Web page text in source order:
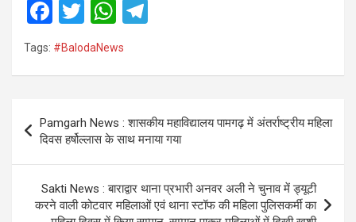
F
a
ce
o
o
k
T
wi
tt
W
at
A
p
p
a
m
Tags: #BalodaNews
navigation
Pamgarh News : शासकीय महाविद्यालय पामगढ़ में अंतर्राष्ट्रीय महिला
दिवस हर्षोल्लास के साथ मनाया गया
Sakti News : बाराद्वार थाना प्रभारी अनवर अली ने चुनाव में ड्यूटी
करने वाली कोटवार महिलाओं एवं थाना स्टॉफ की महिला पुलिसकर्मी का